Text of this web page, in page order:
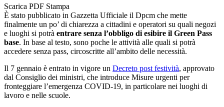
Scarica PDF Stampa
È stato pubblicato in Gazzetta Ufficiale il Dpcm che mette
finalmente un po’ di chiarezza a cittadini e operatori su quali negozi
e luoghi si potrà entrare senza l’obbligo di esibire il Green Pass
base. In base al testo, sono poche le attività alle quali si potrà
accedere senza pass, circoscritte all’ambito delle necessità.
Il 7 gennaio è entrato in vigore un Decreto post festività, approvato
dal Consiglio dei ministri, che introduce Misure urgenti per
fronteggiare l’emergenza COVID-19, in particolare nei luoghi di
lavoro e nelle scuole.